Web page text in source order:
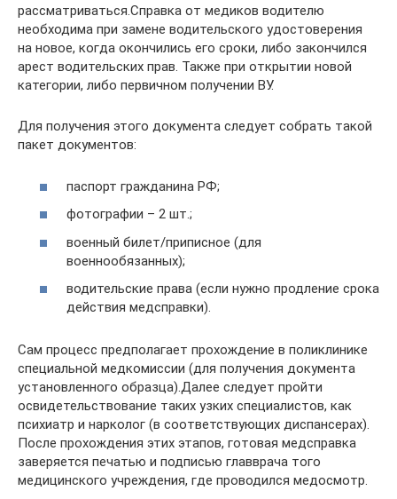
рассматриваться.Справка от медиков водителю
необходима при замене водительского удостоверения
на новое, когда окончились его сроки, либо закончился
арест водительских прав. Также при открытии новой
категории, либо первичном получении ВУ.
Для получения этого документа следует собрать такой
пакет документов:
паспорт гражданина РФ;
фотографии – 2 шт.;
военный билет/приписное (для
военнообязанных);
водительские права (если нужно продление срока
действия медсправки).
Сам процесс предполагает прохождение в поликлинике
специальной медкомиссии (для получения документа
установленного образца).Далее следует пройти
освидетельствование таких узких специалистов, как
психиатр и нарколог (в соответствующих диспансерах).
После прохождения этих этапов, готовая медсправка
заверяется печатью и подписью главврача того
медицинского учреждения, где проводился медосмотр.